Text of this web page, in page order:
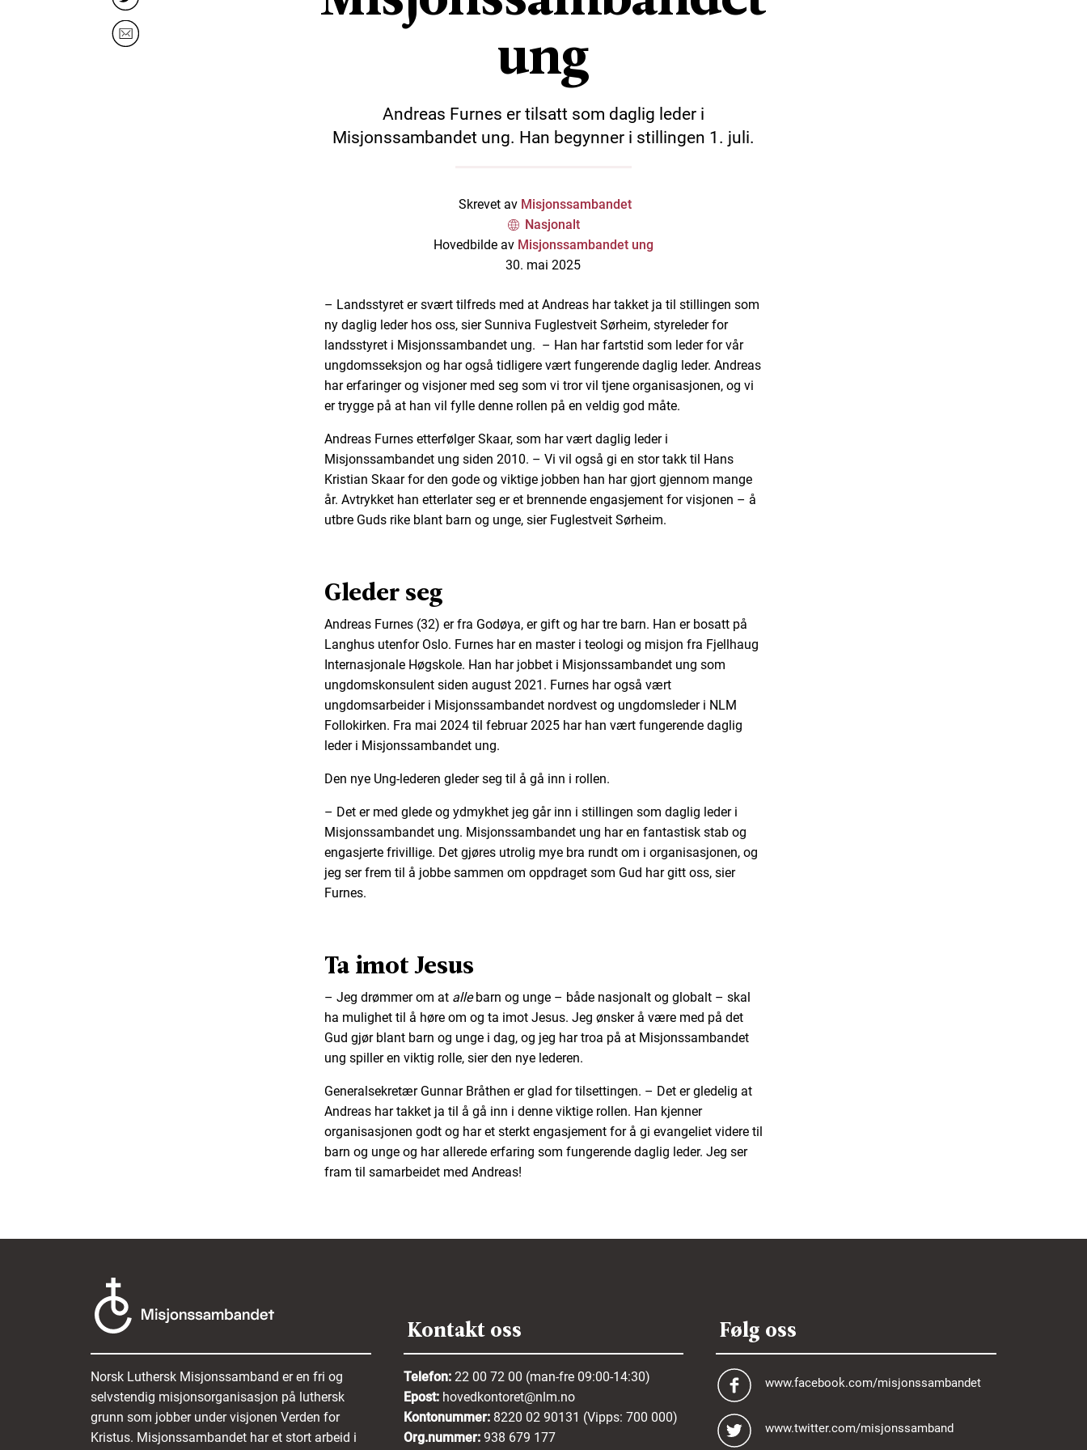
ung
Andreas Furnes er tilsatt som daglig leder i
Misjonssambandet ung. Han begynner i stillingen 1. juli.
Skrevet av Misjonssambandet
Nasjonalt
Hovedbilde av Misjonssambandet ung
30. mai 2025
– Landsstyret er svært tilfreds med at Andreas har takket ja til stillingen som
ny daglig leder hos oss, sier Sunniva Fuglestveit Sørheim, styreleder for
landsstyret i Misjonssambandet ung. – Han har fartstid som leder for vår
ungdomsseksjon og har også tidligere vært fungerende daglig leder. Andreas
har erfaringer og visjoner med seg som vi tror vil tjene organisasjonen, og vi
er trygge på at han vil fylle denne rollen på en veldig god måte.
Andreas Furnes etterfølger Skaar, som har vært daglig leder i
Misjonssambandet ung siden 2010. – Vi vil også gi en stor takk til Hans
Kristian Skaar for den gode og viktige jobben han har gjort gjennom mange
år. Avtrykket han etterlater seg er et brennende engasjement for visjonen – å
utbre Guds rike blant barn og unge, sier Fuglestveit Sørheim.
Gleder seg
Andreas Furnes (32) er fra Godøya, er gift og har tre barn. Han er bosatt på
Langhus utenfor Oslo. Furnes har en master i teologi og misjon fra Fjellhaug
Internasjonale Høgskole. Han har jobbet i Misjonssambandet ung som
ungdomskonsulent siden august 2021. Furnes har også vært
ungdomsarbeider i Misjonssambandet nordvest og ungdomsleder i NLM
Follokirken. Fra mai 2024 til februar 2025 har han vært fungerende daglig
leder i Misjonssambandet ung.
Den nye Ung-lederen gleder seg til å gå inn i rollen.
– Det er med glede og ydmykhet jeg går inn i stillingen som daglig leder i
Misjonssambandet ung. Misjonssambandet ung har en fantastisk stab og
engasjerte frivillige. Det gjøres utrolig mye bra rundt om i organisasjonen, og
jeg ser frem til å jobbe sammen om oppdraget som Gud har gitt oss, sier
Furnes.
Ta imot Jesus
– Jeg drømmer om at allebarn og unge – både nasjonalt og globalt – skal
ha mulighet til å høre om og ta imot Jesus. Jeg ønsker å være med på det
Gud gjør blant barn og unge i dag, og jeg har troa på at Misjonssambandet
ung spiller en viktig rolle, sier den nye lederen.
Generalsekretær Gunnar Bråthen er glad for tilsettingen. – Det er gledelig at
Andreas har takket ja til å gå inn i denne viktige rollen. Han kjenner
organisasjonen godt og har et sterkt engasjement for å gi evangeliet videre til
barn og unge og har allerede erfaring som fungerende daglig leder. Jeg ser
fram til samarbeidet med Andreas!
Norsk Luthersk Misjonssamband er en fri og
selvstendig misjonsorganisasjon på luthersk
grunn som jobber under visjonen Verden for
Kristus. Misjonssambandet har et stort arbeid i
Kontakt oss
Telefon: 22 00 72 00 (man-fre 09:00-14:30)
Epost: hovedkontoret@nlm.no
Kontonummer: 8220 02 90131 (Vipps: 700 000)
Org.nummer: 938 679 177
Følg oss
www.facebook.com/misjonssambandet
www.twitter.com/misjonssamband